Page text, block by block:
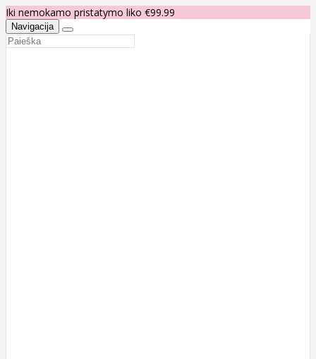
Iki nemokamo pristatymo liko €99.99
Navigacija